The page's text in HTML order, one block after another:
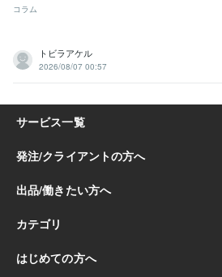
コラム
トビラアケル
2026/08/07 00:57